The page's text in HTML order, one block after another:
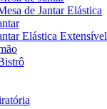
de Jantar Elástica
Elástica Extensível